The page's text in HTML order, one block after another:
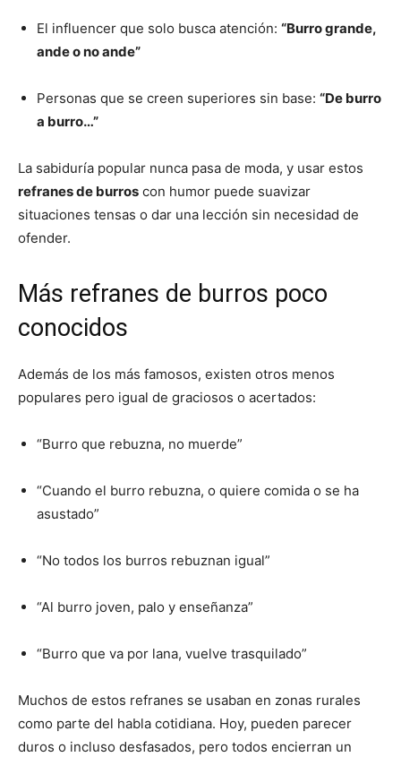
El influencer que solo busca atención: “Burro grande,
ande o no ande”
Personas que se creen superiores sin base: “De burro
a burro…”
La sabiduría popular nunca pasa de moda, y usar estos
refranes de burros con humor puede suavizar
situaciones tensas o dar una lección sin necesidad de
ofender.
Más refranes de burros poco
conocidos
Además de los más famosos, existen otros menos
populares pero igual de graciosos o acertados:
“Burro que rebuzna, no muerde”
“Cuando el burro rebuzna, o quiere comida o se ha
asustado”
“No todos los burros rebuznan igual”
“Al burro joven, palo y enseñanza”
“Burro que va por lana, vuelve trasquilado”
Muchos de estos refranes se usaban en zonas rurales
como parte del habla cotidiana. Hoy, pueden parecer
duros o incluso desfasados, pero todos encierran un